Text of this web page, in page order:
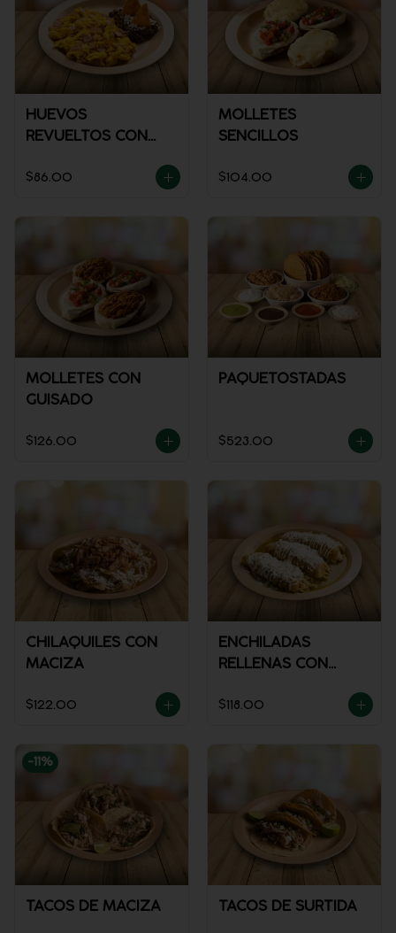
HUEVOS
REVUELTOS CON
$86.00
MOLLETES
SENCILLOS
$104.00
MOLLETES CON
GUISADO
$126.00
PAQUETOSTADAS
$523.00
CHILAQUILES CON
MACIZA
$122.00
ENCHILADAS
RELLENAS CON
$118.00
-11 %
TACOS DE MACIZA TACOS DE SURTIDA